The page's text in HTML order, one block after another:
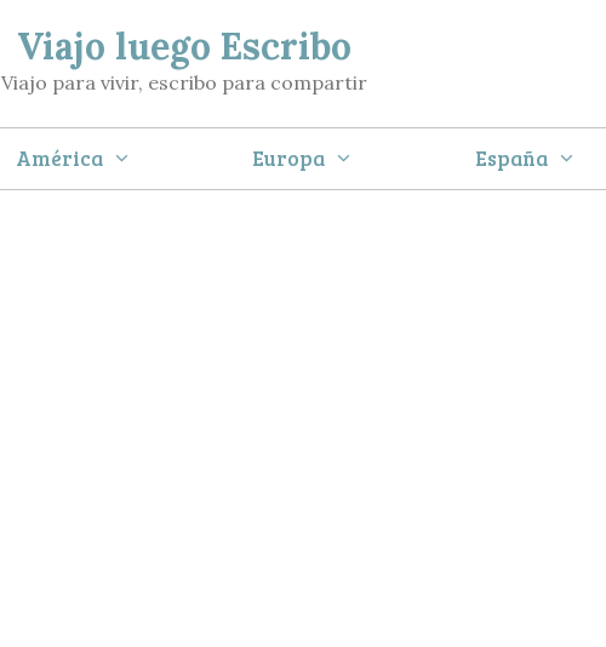
Viajo luego Escribo
Viajo para vivir, escribo para compartir
América Europa España